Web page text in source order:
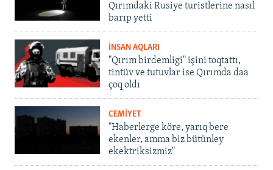
Qırımdaki Rusiye turistlerine nasıl
barıp yetti
İNSAN AQLARI
"Qırım birdemligi" işini toqtattı,
tintüv ve tutuvlar ise Qırımda daa
çoq oldı
CEMİYET
"Haberlerge köre, yarıq bere
ekenler, amma biz bütünley
ekektriksizmiz"